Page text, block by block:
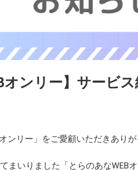
オンリー】サービ
ンリー」をご愛顧いただきありが
まいりました「とらのあなWEB